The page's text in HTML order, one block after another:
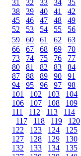
31
32 33 34 35
38
39 40 41 42
45
46 47 48 49
52
53 54 55 56
59
60 61 62 63
66
67 68 69 70
73
74 75 76 77
80
81 82 83 84
87
88 89 90 91
94
95 96 97 98
101
102 103 104
106
107 108 109
111
112 113 114
117
118 119 120
122
123 124 125
127
128 129 130
132
133 134 135